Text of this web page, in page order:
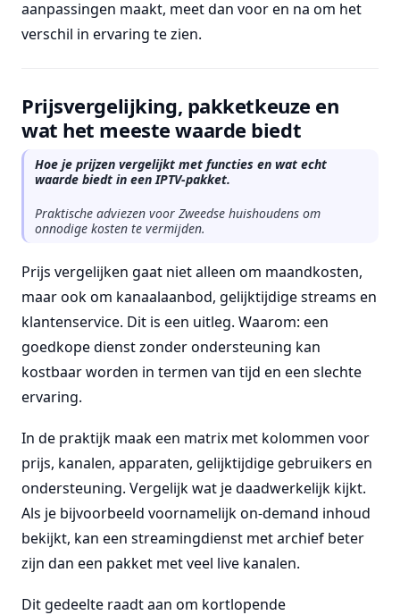
aanpassingen maakt, meet dan voor en na om het
verschil in ervaring te zien.
Prijsvergelijking, pakketkeuze en
wat het meeste waarde biedt
Hoe je prijzen vergelijkt met functies en wat echt
waarde biedt in een IPTV-pakket.
Praktische adviezen voor Zweedse huishoudens om
onnodige kosten te vermijden.
Prijs vergelijken gaat niet alleen om maandkosten,
maar ook om kanaalaanbod, gelijktijdige streams en
klantenservice. Dit is een uitleg. Waarom: een
goedkope dienst zonder ondersteuning kan
kostbaar worden in termen van tijd en een slechte
ervaring.
In de praktijk maak een matrix met kolommen voor
prijs, kanalen, apparaten, gelijktijdige gebruikers en
ondersteuning. Vergelijk wat je daadwerkelijk kijkt.
Als je bijvoorbeeld voornamelijk on-demand inhoud
bekijkt, kan een streamingdienst met archief beter
zijn dan een pakket met veel live kanalen.
Dit gedeelte raadt aan om kortlopende